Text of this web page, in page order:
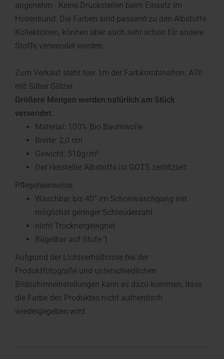
angenehm - Keine Druckstellen beim Einsatz im
Hosenbund. Die Farben sind passend zu den Albstoffe
Kollektionen, können aber auch sehr schön für andere
Stoffe verwendet werden.
Zum Verkauf steht hier 1m der Farbkombination: A70
mit Silber Glitzer
Größere Mengen werden natürlich am Stück
versendet.
Material: 100% Bio Baumwolle
Breite: 2,0 cm
Gewicht: 510g/m²
Der Hersteller Albstoffe ist GOTS zertifiziert
Pflegeheinweise:
Waschbar bis 40° im Schonwaschgang mit
möglichst geringer Schleuderzahl
nicht Trocknergeeignet
Bügelbar auf Stufe 1
Aufgrund der Lichtverhältnisse bei der
Produktfotografie und unterschiedlichen
Bildschirmeinstellungen kann es dazu kommen, dass
die Farbe des Produktes nicht authentisch
wiedergegeben wird.